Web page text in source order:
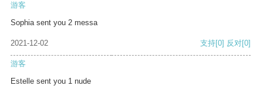
游客
Sophia sent you 2 messa
2021-12-02 支持[0] 反对[0]
游客
Estelle sent you 1 nude